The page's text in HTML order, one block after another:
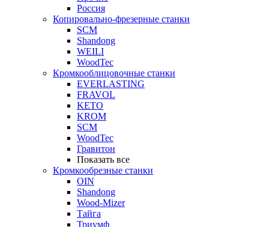
Россия
Копировально-фрезерные станки
SCM
Shandong
WEILI
WoodTec
Кромкооблицовочные станки
EVERLASTING
FRAVOL
KETO
KROM
SCM
WoodTec
Гравитон
Показать все
Кромкообрезные станки
OIN
Shandong
Wood-Mizer
Тайга
Триумф